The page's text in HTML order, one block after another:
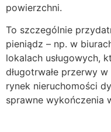
powierzchni.
To szczególnie
pieniądz – np. w
lokalach usługowych,
długotrwałe przerwy
rynek nieruchomości
sprawne wykończenia